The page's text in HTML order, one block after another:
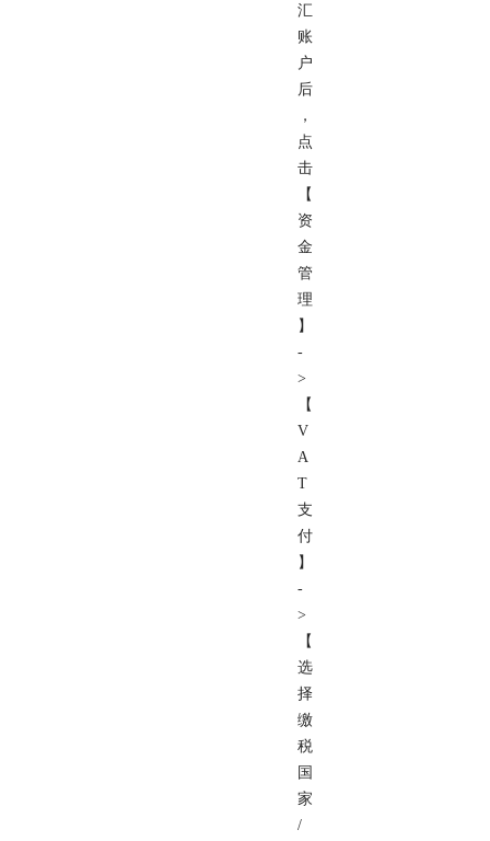
汇
账
户
后
，
点
击
【
资
金
管
理
】
-
>
【
V
A
T
支
付
】
-
>
【
选
择
缴
税
国
家
/